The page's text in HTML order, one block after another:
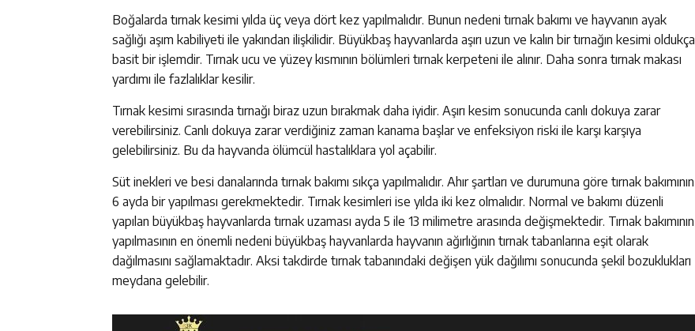
Boğalarda tırnak kesimi yılda üç veya dört kez yapılmalıdır. Bunun nedeni tırnak bakımı ve hayvanın ayak
sağlığı aşım kabiliyeti ile yakından ilişkilidir. Büyükbaş hayvanlarda aşırı uzun ve kalın bir tırnağın kesimi oldukça
basit bir işlemdir. Tırnak ucu ve yüzey kısmının bölümleri tırnak kerpeteni ile alınır. Daha sonra tırnak makası
yardımı ile fazlalıklar kesilir.
Tırnak kesimi sırasında tırnağı biraz uzun bırakmak daha iyidir. Aşırı kesim sonucunda canlı dokuya zarar
verebilirsiniz. Canlı dokuya zarar verdiğiniz zaman kanama başlar ve enfeksiyon riski ile karşı karşıya
gelebilirsiniz. Bu da hayvanda ölümcül hastalıklara yol açabilir.
Süt inekleri ve besi danalarında tırnak bakımı sıkça yapılmalıdır. Ahır şartları ve durumuna göre tırnak bakımının
6 ayda bir yapılması gerekmektedir. Tırnak kesimleri ise yılda iki kez olmalıdır. Normal ve bakımı düzenli
yapılan büyükbaş hayvanlarda tırnak uzaması ayda 5 ile 13 milimetre arasında değişmektedir. Tırnak bakımının
yapılmasının en önemli nedeni büyükbaş hayvanlarda hayvanın ağırlığının tırnak tabanlarına eşit olarak
dağılmasını sağlamaktadır. Aksi takdirde tırnak tabanındaki değişen yük dağılımı sonucunda şekil bozuklukları
meydana gelebilir.